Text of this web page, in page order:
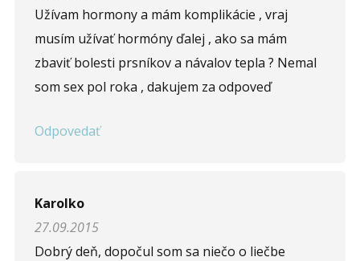
Užívam hormony a mám komplikácie , vraj
musím užívať hormóny ďalej , ako sa mám
zbaviť bolesti prsníkov a návalov tepla ? Nemal
som sex pol roka , dakujem za odpoveď
Odpovedať
Karolko
27.09.2015
Dobrý deň, dopočul som sa niečo o liečbe